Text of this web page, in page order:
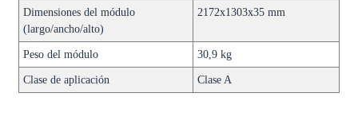
Dimensiones del módulo
(largo/ancho/alto)
2172x1303x35 mm
Peso del módulo 30,9 kg
Clase de aplicación Clase A